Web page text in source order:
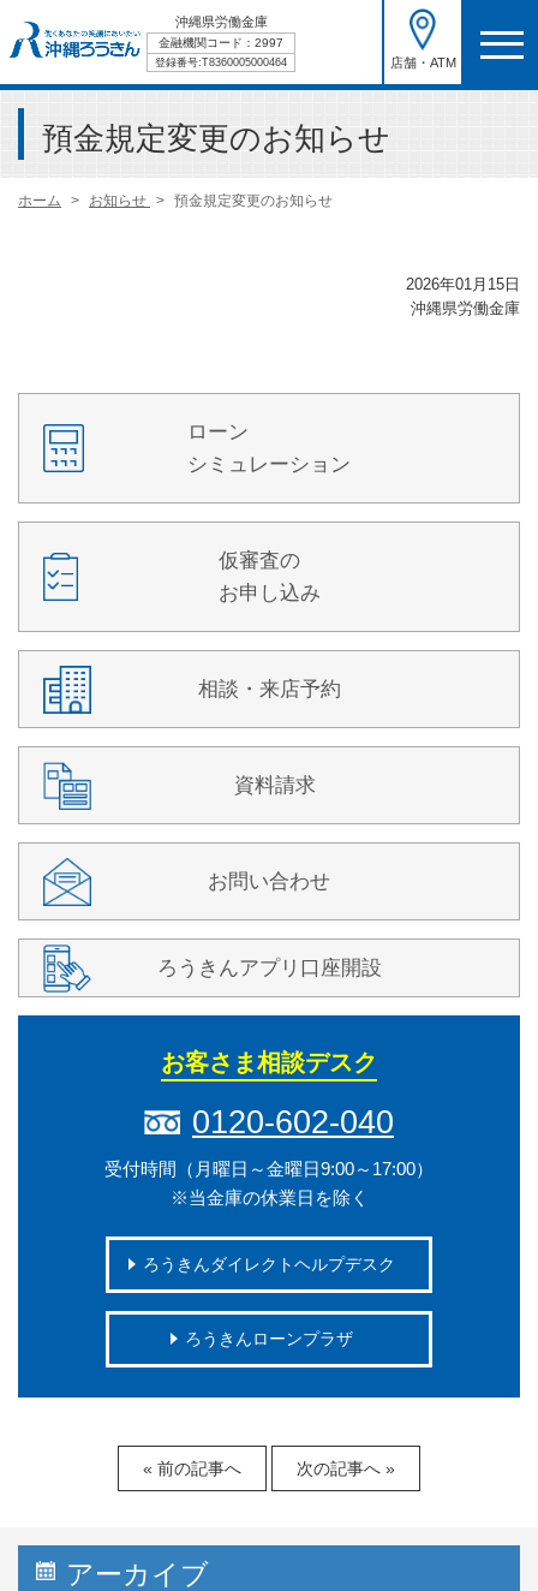
沖縄県労働金庫
金融機関コード：2997
登録番号:T8360005000464 店舗・ATM
預金規定変更のお知らせ
ホーム お知らせ 預金規定変更のお知らせ
2026年01月15日
沖縄県労働金庫
ローン
シミュレーション
仮審査の
お申し込み
相談・来店予約
資料請求
お問い合わせ
ろうきんアプリ口座開設
お客さま相談デスク
0120-602-040
受付時間（月曜日～金曜日9:00～17:00）
※当金庫の休業日を除く
ろうきんダイレクトヘルプデスク
ろうきんローンプラザ
« 前の記事へ 次の記事へ »
アーカイブ